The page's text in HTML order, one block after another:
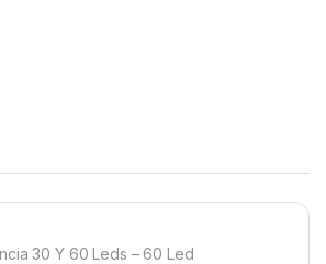
30 Y 60 Leds – 60 Led